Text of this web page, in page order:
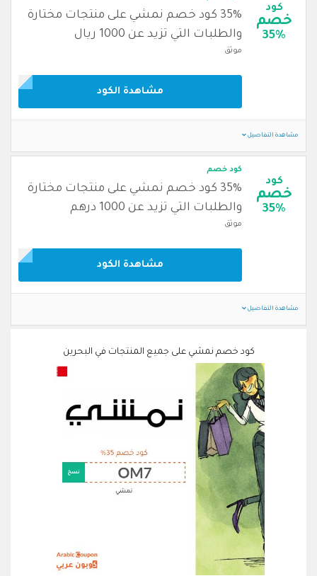
كود
خصم
35%
35% كود خصم نمشي على منتجات مختارة
والطلبات التي تزيد عن 1000 ريال
موثق
مشاهدة الكود
مشاهدة التفاصيل
كود
خصم
35%
كود خصم
35% كود خصم نمشي على منتجات مختارة
والطلبات التي تزيد عن 1000 درهم
موثق
مشاهدة الكود
مشاهدة التفاصيل
كود خصم نمشي على جميع المنتجات في البحرين